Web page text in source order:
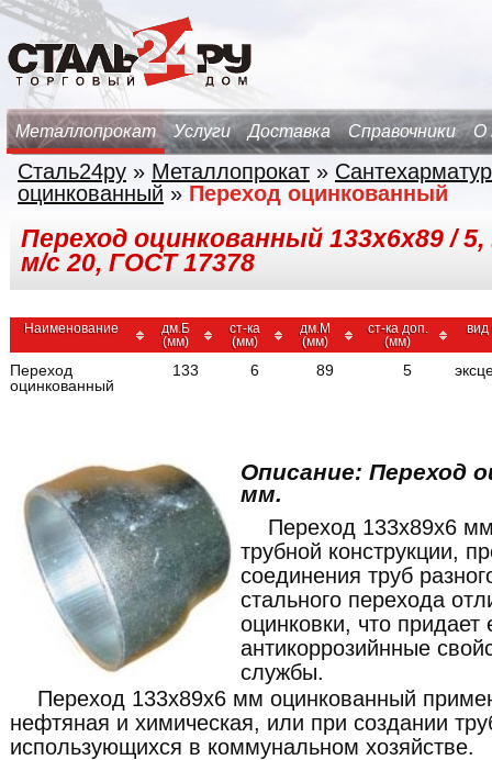
Металлопрокат Услуги Доставка Справочники О
Сталь24ру » Металлопрокат »
оцинкованный » Переход оцинкованный
Переход оцинкованный 133х6х89 /
м/с 20, ГОСТ 17378
Наименование
дм.Б
(мм)
ст-ка
(мм)
дм.М
(мм)
ст-ка доп.
(мм)
вид
Переход
оцинкованный
133 6 89 5
Описание: Переход
мм.
Переход 133x89x6
трубной конструкции,
соединения труб
стального перехода
оцинковки, что
антикоррозийнные
службы.
Переход 133x89x6 мм оцинкованный
нефтяная и химическая, или при создании
использующихся в коммунальном хозяйстве.